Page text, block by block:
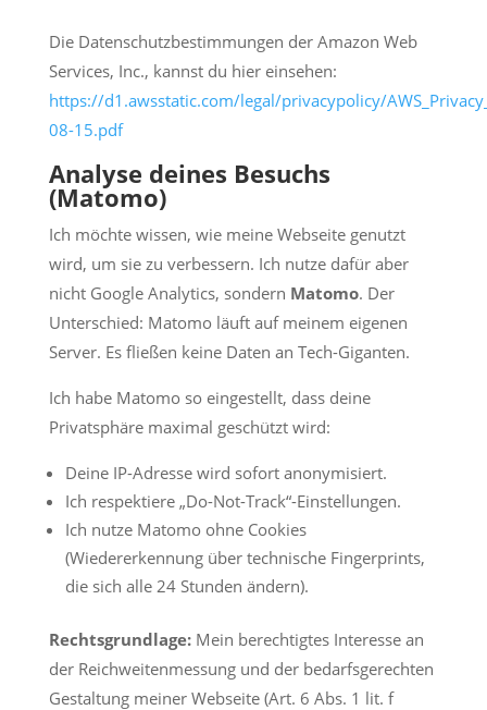
Die Datenschutzbestimmungen der Amazon Web
Services, Inc., kannst du hier einsehen:
https://d1.awsstatic.com/legal/privacypolicy/
08-15.pdf
Analyse deines Besuchs
(Matomo)
Ich möchte wissen, wie meine Webseite genutzt
wird, um sie zu verbessern. Ich nutze dafür aber
nicht Google Analytics, sondern Matomo. Der
Unterschied: Matomo läuft auf meinem eigenen
Server. Es fließen keine Daten an Tech-Giganten.
Ich habe Matomo so eingestellt, dass deine
Privatsphäre maximal geschützt wird:
Deine IP-Adresse wird sofort anonymisiert.
Ich respektiere „Do-Not-Track“-Einstellungen.
Ich nutze Matomo ohne Cookies
(Wiedererkennung über technische Fingerprints,
die sich alle 24 Stunden ändern).
Rechtsgrundlage:Mein berechtigtes Interesse an
der Reichweitenmessung und der bedarfsgerechten
Gestaltung meiner Webseite (Art. 6 Abs. 1 lit. f